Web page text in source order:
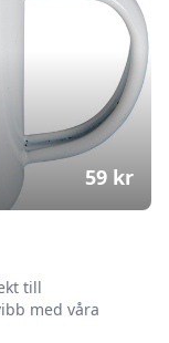
till
med våra
59 kr